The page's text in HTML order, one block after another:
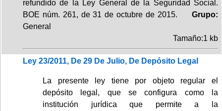
refundido de la Ley General de la Seguridad Social.
BOE núm. 261, de 31 de octubre de 2015.
Grupo:
General
Tamaño:1 kb
Ley 23/2011, De 29 De Julio, De Depósito Legal
La presente ley tiene por objeto regular el
depósito legal, que se configura como la
institución jurídica que permite a la